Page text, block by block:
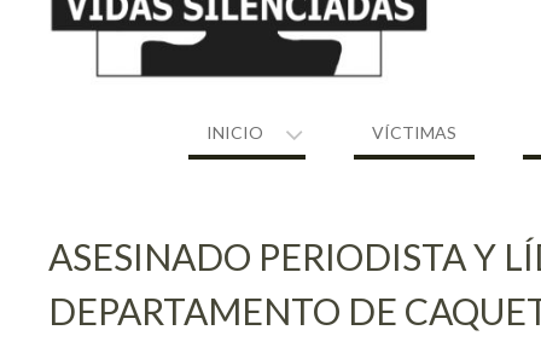
INICIO VÍCTIMAS
ASESINADO PERIODISTA Y
DEPARTAMENTO DE